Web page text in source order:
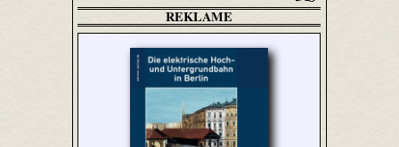
REKLAME